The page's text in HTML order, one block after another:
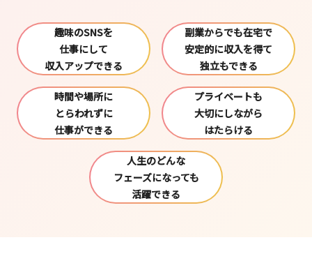
趣味のSNSを
仕事にして
収入アップできる
副業からでも在宅で
安定的に収入を得て
独立もできる
時間や場所に
とらわれずに
仕事ができる
プライベートも
大切にしながら
はたらける
人生のどんな
フェーズになっても
活躍できる